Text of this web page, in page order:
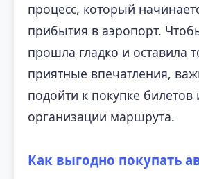
процесс, который
прибытия в аэропорт.
прошла гладко и оставила
приятные впечатления,
подойти к покупке билетов
организации маршрута.
Как выгодно покупать